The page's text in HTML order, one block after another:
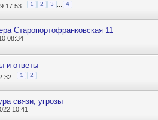
17:53 1 2 3 4
Старопортофранковская 11
08:34
и ответы
1 2
связи, угрозы
10:41